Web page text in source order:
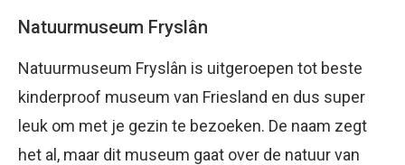
Natuurmuseum Fryslân
Natuurmuseum Fryslân is uitgeroepen tot beste
kinderproof museum van Friesland en dus super
leuk om met je gezin te bezoeken. De naam zegt
het al, maar dit museum gaat over de natuur van